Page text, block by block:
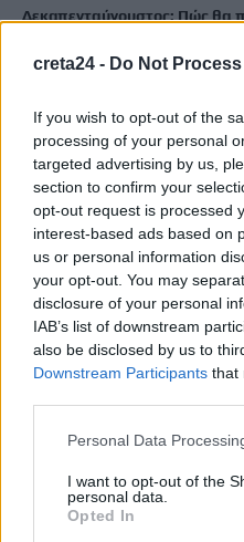
creta24 - Do Not
If you wish to opt-out of the
processing of your personal
targeted advertising by us,
section to confirm your
opt-out request is processed
interest-based ads based on
us or personal information
your opt-out. You may
disclosure of your personal
IAB’s list of downstream
also be disclosed by us to
Downstream Participants that
Personal Data
I want to opt-out of the
personal data.
Opted In
Δεκαπενταύγουστος: Πώς θα
8 Αυγούστου, 2026
«Ergani app»: Νέα εφαρμογή
πρόσληψη μέσω κινητού
8 Αυγούστου, 2026
Χανιά: Δίκτυο
δωρεάν πόσιμο νερό σε
8 Αυγούστου, 2026
Δύο συναυλίες του Νίκου
8 Αυγούστου, 2026
“Έρθεις δεν έρθεις…θα
8 Αυγούστου, 2026